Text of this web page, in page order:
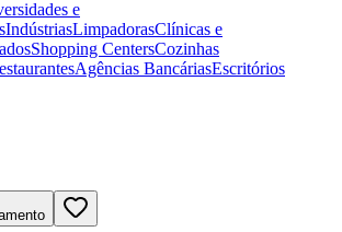
e
IndústriasLimpadorasClínicas e
Shopping CentersCozinhas
Agências BancáriasEscritórios